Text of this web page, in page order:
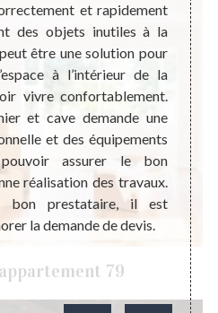
79
et rapidement
des objets inutiles à la
être une solution pour
à l’intérieur de la
vivre confortablement.
et cave demande une
et des équipements
assurer le bon
réalisation des travaux.
bon prestataire, il est
la demande de devis.
Si
de
des